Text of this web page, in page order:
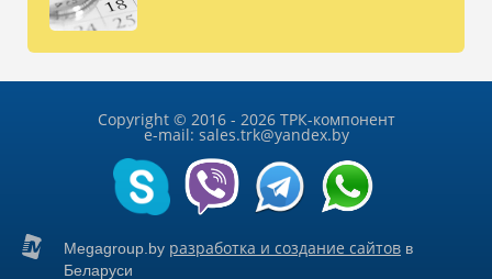
Copyright © 2016 - 2026 ТРК-компонент
e-mail: sales.trk@yandex.by
Megagroup.by разработка и создание сайтов в
Беларуси